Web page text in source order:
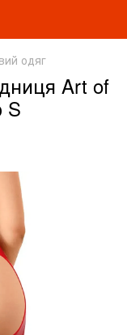
одяг
Art of
S